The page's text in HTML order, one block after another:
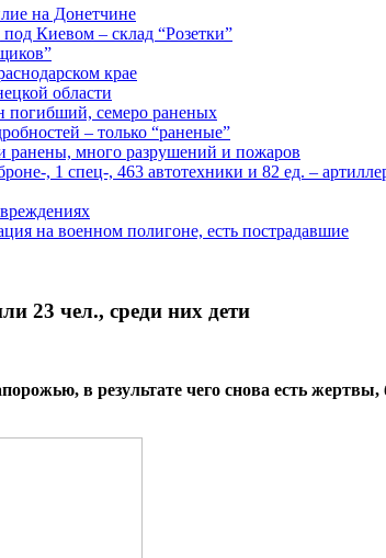
на Донетчине
Киевом – склад “Розетки”
крае
области
погибший, семеро раненых
– только “раненые”
ранены, много разрушений и пожаров
, 1 спец-, 463 автотехники и 82 ед. –
на военном полигоне, есть пострадавшие
23 чел., среди них дети
в результате чего снова есть